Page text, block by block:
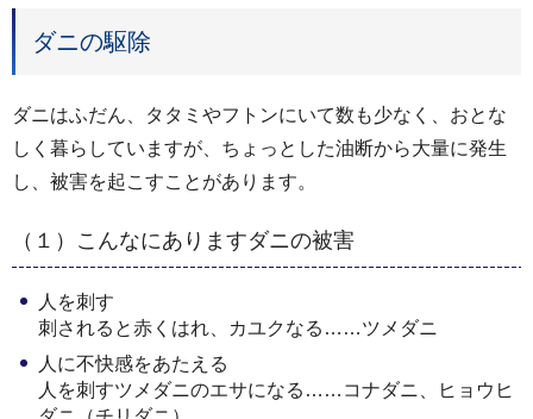
ダニの駆除
ダニはふだん、タタミやフトンにいて数も少なく、おとな
しく暮らしていますが、ちょっとした油断から大量に発生
し、被害を起こすことがあります。
（１）こんなにありますダニの被害
人を刺す
刺されると赤くはれ、カユクなる……ツメダニ
人に不快感をあたえる
人を刺すツメダニのエサになる……コナダニ、ヒョウヒ